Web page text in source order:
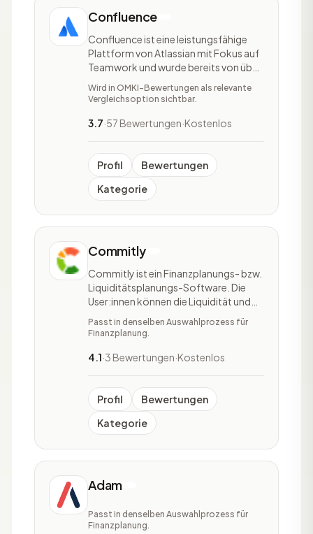
Confluence
Confluence ist eine leistungsfähige
Plattform von Atlassian mit Fokus auf
Teamwork und wurde bereits von über
40.000 Teams eingesetzt. Die
kommerzielle Wiki-Software, die vom
entwickelt und als Enterprise Wiki
und Kommunikation
Wird in OMKI-Bewertungen als relevante
Vergleichsoption sichtbar.
3.7·57 Bewertungen·Kostenlos
Profil
Bewertungen
Kategorie
Commitly
Commitly ist ein Finanzplanungs- bzw.
Liquiditätsplanungs-Software. Die
User:innen können die Liquidität und
Cashflows ihres Unternehmens
überwachen und planen. Der
Überwachung und Erstellung von
sind die Erstellung von Plän
Passt in denselben Auswahlprozess für
Finanzplanung.
4.1·3 Bewertungen·Kostenlos
Profil
Bewertungen
Kategorie
Adam
Passt in denselben Auswahlprozess für
Finanzplanung.